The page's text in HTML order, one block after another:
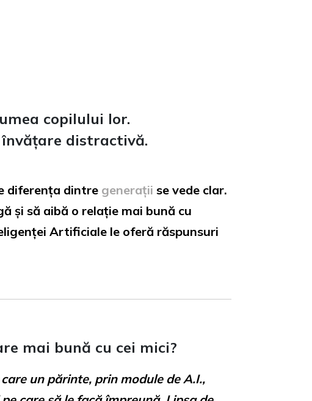
copilului lor.
distractivă.
diferența dintre generații se vede clar.
și să aibă o relație mai bună cu
Artificiale le oferă răspunsuri
mai bună cu cei mici?
un părinte, prin module de A.I.,